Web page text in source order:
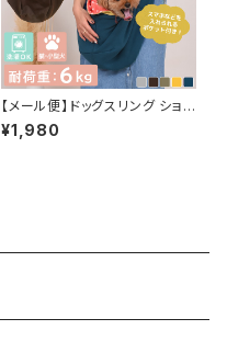
【メール便】ドッグスリング ショル
ダー キャリーバッグ ペット 犬 猫
飛び出し防止／pets002
¥1,980